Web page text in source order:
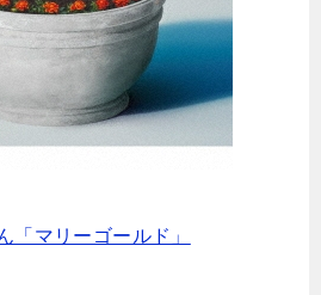
「マリーゴールド」